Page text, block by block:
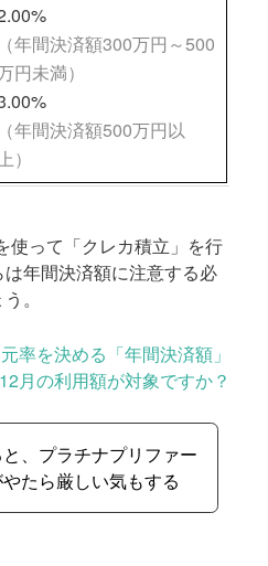
（年間決済額300万円～500
円未満）
（年間決済額500万円以
）
使って「クレカ積立」を行
年間決済額に注意する必
。
率を決める「年間決済額」
月の利用額が対象ですか？
、プラチナプリファー
やたら厳しい気もする